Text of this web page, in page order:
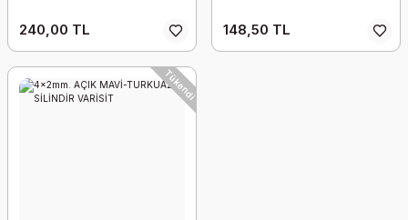
Tükendi
240,00 TL 148,50 TL
Tükendi